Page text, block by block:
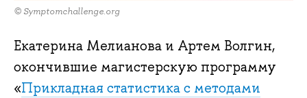
© Symptomchallenge.org
Екатерина Мелианова и Артем Волгин,
окончившие магистерскую программу
«Прикладная статистика с методами